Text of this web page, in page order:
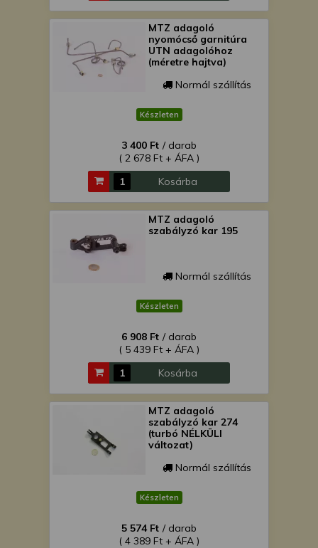
MTZ adagoló
nyomócső garnitúra
UTN adagolóhoz
(méretre hajtva)
Normál szállítás
Készleten
3 400 Ft / darab
( 2 678 Ft + ÁFA )
Kosárba
MTZ adagoló
szabályzó kar 195
Normál szállítás
Készleten
6 908 Ft / darab
( 5 439 Ft + ÁFA )
Kosárba
MTZ adagoló
szabályzó kar 274
(turbó NÉLKÜLI
változat)
Normál szállítás
Készleten
5 574 Ft / darab
( 4 389 Ft + ÁFA )